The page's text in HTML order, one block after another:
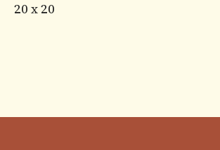
20 x 20